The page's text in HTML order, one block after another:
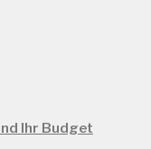
Ihr Budget